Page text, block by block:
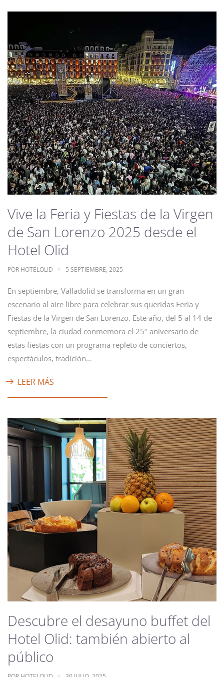
Vive la Feria y Fiestas de la Virgen
de San Lorenzo 2025 desde el
Hotel Olid
POR HOTELOLID 5 SEPTIEMBRE, 2025
En septiembre, Valladolid se transforma en un gran
escenario al aire libre para celebrar sus queridas Feria y
Fiestas de la Virgen de San Lorenzo. Este año, del 5 al 14 de
septiembre, la ciudad conmemora el 25º aniversario de
estas fiestas con un programa repleto de conciertos,
espectáculos, tradición…
LEER MÁS
Descubre el desayuno buffet del
Hotel Olid: también abierto al
público